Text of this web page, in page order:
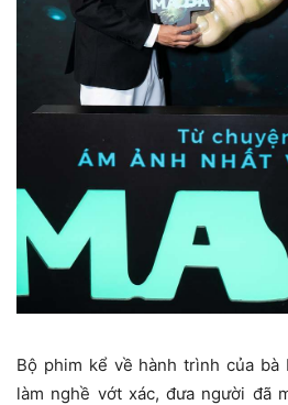
Bộ phim kể về hành trình của bà
làm nghề vớt xác, đưa người đã